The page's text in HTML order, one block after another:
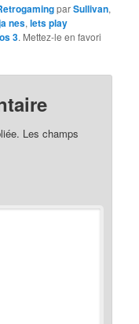
parSullivan,
nes,lets play
3. Mettez-le en favori
Les champs